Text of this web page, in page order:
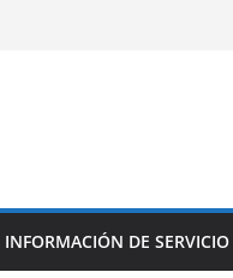
INFORMACIÓN DE SERVICIO